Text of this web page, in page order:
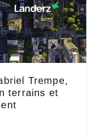
Trempe,
terrains et